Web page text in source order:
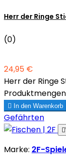
Herr der Ringe
(0)
24,95 €
Herr der Ringe
 In den Warenkorb
Gefährten

Marke: 2F-